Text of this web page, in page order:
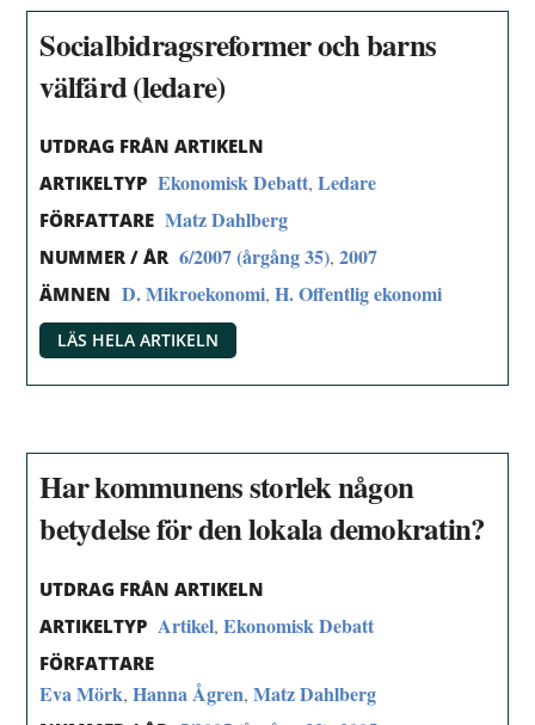
Socialbidragsreformer och barns
välfärd (ledare)
UTDRAG FRÅN ARTIKELN
ARTIKELTYP Ekonomisk Debatt,Ledare
FÖRFATTARE Matz Dahlberg
NUMMER / ÅR 6/2007 (årgång 35),2007
ÄMNEN D. Mikroekonomi,H. Offentlig ekonomi
LÄS HELA ARTIKELN
Har kommunens storlek någon
betydelse för den lokala demokratin?
UTDRAG FRÅN ARTIKELN
ARTIKELTYP Artikel,Ekonomisk Debatt
FÖRFATTARE
Eva Mörk,Hanna Ågren,Matz Dahlberg